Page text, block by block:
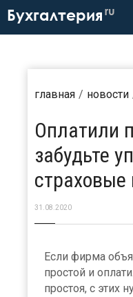
Бухгалтерия ru
главная новости
Оплатили
забудьте
страховые
31.08.2020
Если фирма
простой и
простоя, с этих